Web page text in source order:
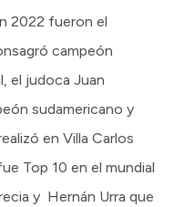
2022 fueron el
campeón
el judoca Juan
sudamericano y
en Villa Carlos
Top 10 en el mundial
y Hernán Urra que